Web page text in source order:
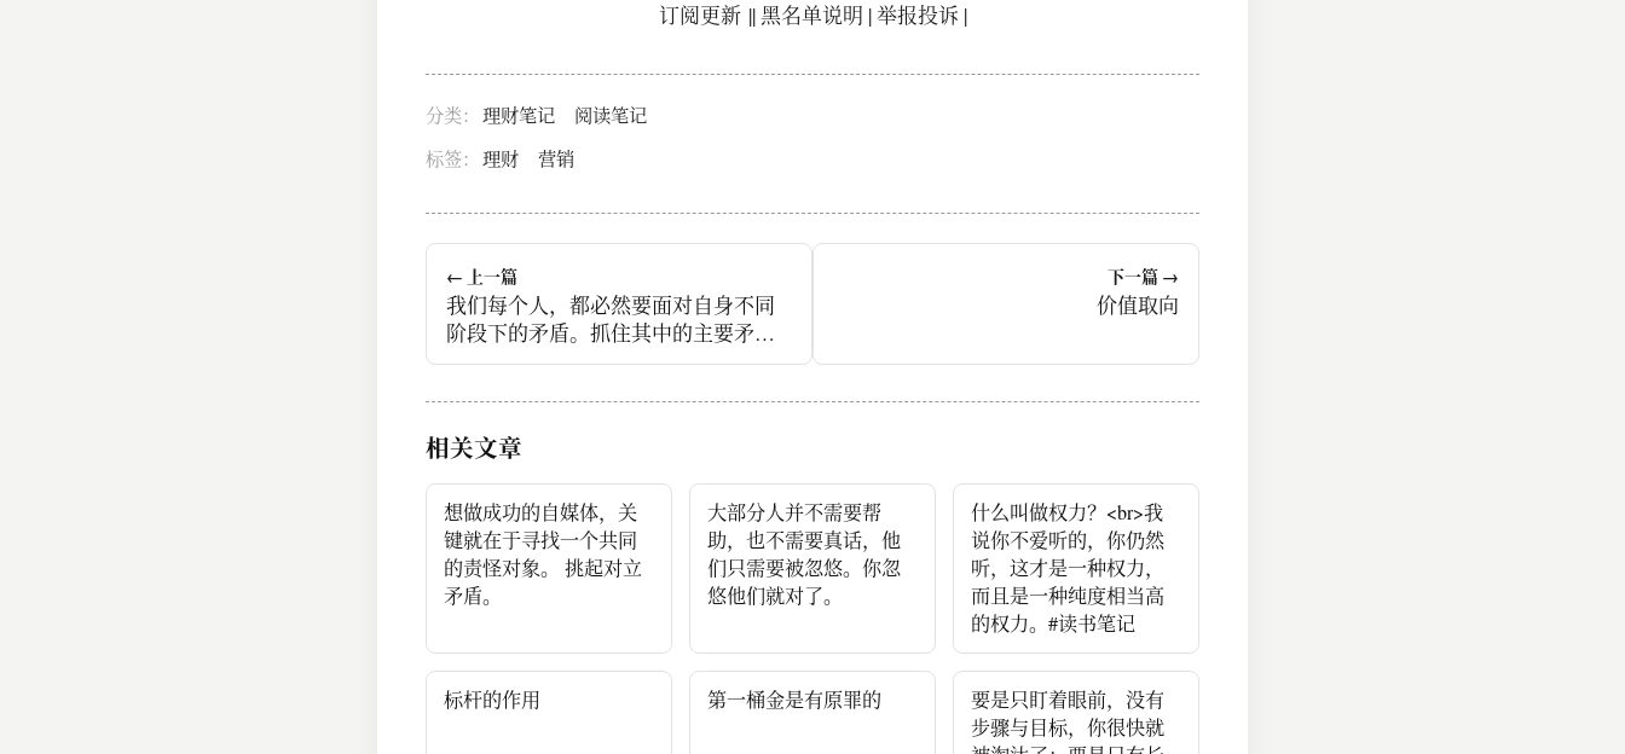
订阅更新||黑名单说明 |举报投诉 |
分类： 理财笔记
阅读笔记
标签： 理财 营销
← 上一篇
我们每个人，都必然要面对自身不同
阶段下的矛盾。抓住其中的主要矛
盾，暂时回避那些次要矛盾，才是我
下一篇 →
价值取向
相关文章
想做成功的自媒体，关
键就在于寻找一个共同
的责怪对象。 挑起对立
矛盾。
大部分人并不需要帮
助，也不需要真话，他
们只需要被忽悠。你忽
悠他们就对了。
什么叫做权力？<br>我
说你不爱听的，你仍然
听，这才是一种权力，
而且是一种纯度相当高
的权力。#读书笔记
标杆的作用 第一桶金是有原罪的
要是只盯着眼前，没有
步骤与目标，你很快就